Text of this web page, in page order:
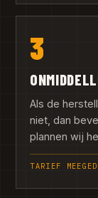
3
Als de
niet, dan
plannen wij
TARIEF